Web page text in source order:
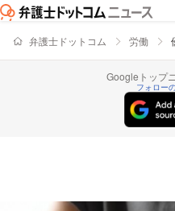
弁護士ドットコム 労働
Googleトップ
フォロー